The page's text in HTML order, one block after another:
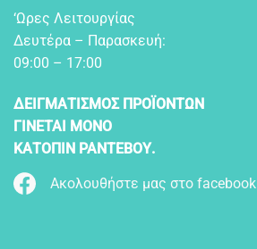
‘Ωρες Λειτουργίας
Δευτέρα – Παρασκευή:
09:00 – 17:00
ΔΕΙΓΜΑΤΙΣΜΟΣ ΠΡΟΪΟΝΤΩΝ
ΓΙΝΕΤΑΙ ΜΟΝΟ
ΚΑΤΟΠΙΝ ΡΑΝΤΕΒΟΥ.
Ακολουθήστε μας στο facebook